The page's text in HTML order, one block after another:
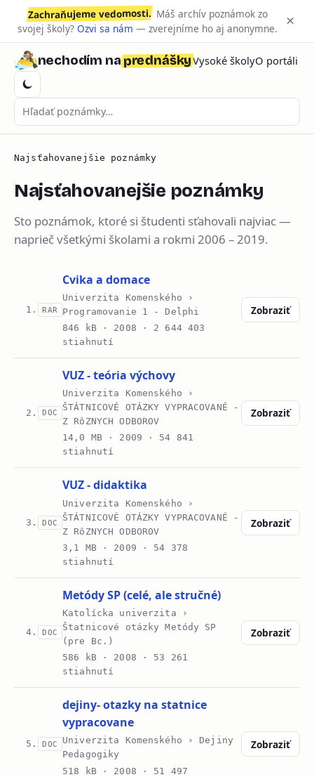
Zachraňujeme vedomosti. Máš archív poznámok zo
svojej školy? Ozvi sa nám — zverejníme ho aj anonymne. ×
nechodím naprednáškyVysoké školyO portáli
Najsťahovanejšie poznámky
Najsťahovanejšie poznámky
Sto poznámok, ktoré si študenti sťahovali najviac —
naprieč všetkými školami a rokmi 2006 – 2019.
1. RAR
Cvika a domace
Univerzita Komenského ›
Programovanie 1 - Delphi
846 kB · 2008 · 2 644 403
stiahnutí
Zobraziť
2. DOC
VUZ - teória výchovy
Univerzita Komenského ›
ŠTÁTNICOVÉ OTÁZKY VYPRACOVANÉ -
Z RôZNYCH ODBOROV
14,0 MB · 2009 · 54 841
stiahnutí
Zobraziť
3. DOC
VUZ - didaktika
Univerzita Komenského ›
ŠTÁTNICOVÉ OTÁZKY VYPRACOVANÉ -
Z RôZNYCH ODBOROV
3,1 MB · 2009 · 54 378
stiahnutí
Zobraziť
4. DOC
Metódy SP (celé, ale stručné)
Katolícka univerzita ›
Štatnicové otázky Metódy SP
(pre Bc.)
586 kB · 2008 · 53 261
stiahnutí
Zobraziť
5. DOC
dejiny- otazky na statnice
vypracovane
Univerzita Komenského › Dejiny
Pedagogiky
518 kB · 2008 · 51 497
Zobraziť